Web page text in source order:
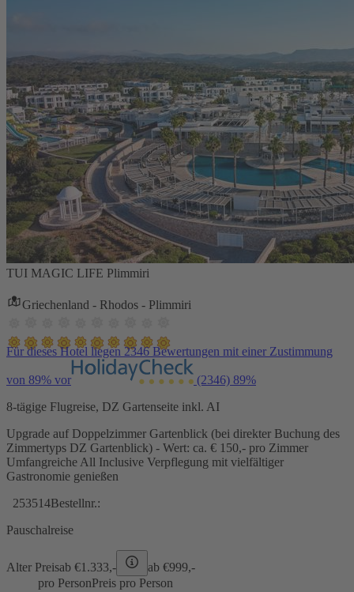
TUI MAGIC LIFE Plimmiri
Griechenland - Rhodos - Plimmiri
Für dieses Hotel liegen 2346 Bewertungen mit einer Zustimmung
von 89% vor (2346) 89%
8-tägige Flugreise, DZ Gartenseite inkl. AI
Upgrade auf Doppelzimmer Gartenblick (bei direkter Buchung des
Zimmertyps DZ Gartenblick) - Wert: ca. € 150,- pro Zimmer
Umfangreiche All Inclusive Verpflegung mit vielfältiger
Gastronomie genießen
253514Bestellnr.:
Pauschalreise
Alter Preisab €1.333,- ab €999,-
pro PersonPreis pro Person